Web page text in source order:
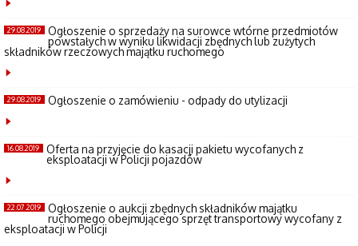
29.08.2019 Ogłoszenie o sprzedaży na surowce wtórne przedmiotów
powstałych w wyniku likwidacji zbędnych lub zużytych
składników rzeczowych majątku ruchomego
29.08.2019 Ogłoszenie o zamówieniu - odpady do utylizacji
16.08.2019 Oferta na przyjęcie do kasacji pakietu wycofanych z
eksploatacji w Policji pojazdów
22.07.2019 Ogłoszenie o aukcji zbędnych składników majątku
ruchomego obejmującego sprzęt transportowy wycofany z
eksploatacji w Policji